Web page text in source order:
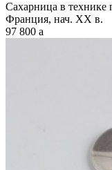
Сахарница в технике
Франция, нач. XX в.
97 800 a